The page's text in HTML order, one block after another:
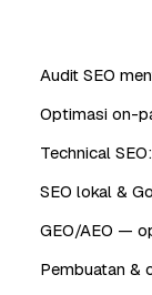
Audit SEO
Optimasi on-
Technical
SEO lokal &
GEO/AEO —
Pembuatan &